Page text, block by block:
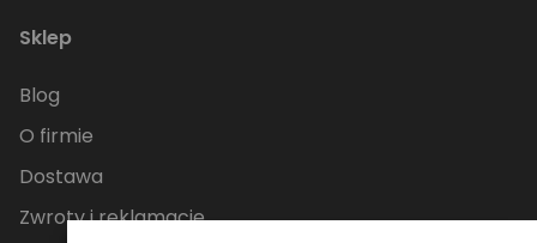
Sklep
Blog
O firmie
Dostawa
Zwroty i reklamacje